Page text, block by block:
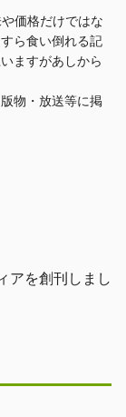
価格だけではな
ら食い倒れる記
ますがあしから
物・放送等に掲
アを創刊しまし